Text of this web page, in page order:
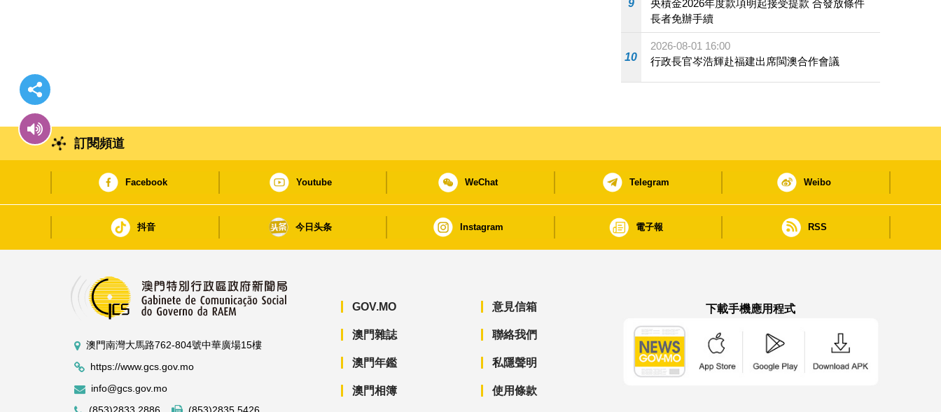
9
央積金2026年度款項明起接受提款 合發放條件
長者免辦手續
10
2026-08-01 16:00
行政長官岑浩輝赴福建出席閩澳合作會議
訂閱頻道
Facebook Youtube WeChat Telegram Weibo
抖音 今日头条 Instagram 電子報 RSS
澳門南灣大馬路762-804號中華廣場15樓
https://www.gcs.gov.mo
info@gcs.gov.mo
GOV.MO
澳門雜誌
澳門年鑑
澳門相簿
意見信箱
聯絡我們
私隱聲明
使用條款
下載手機應用程式